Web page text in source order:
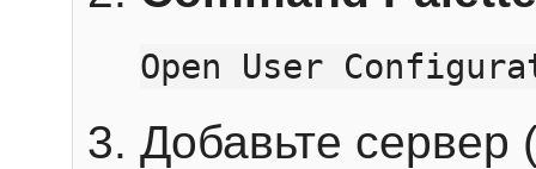
Open User
Добавьте сервер